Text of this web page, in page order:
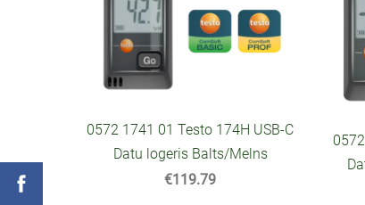
0572 1741 01 Testo 174H USB-C
Datu logeris Balts/Melns
€119.79